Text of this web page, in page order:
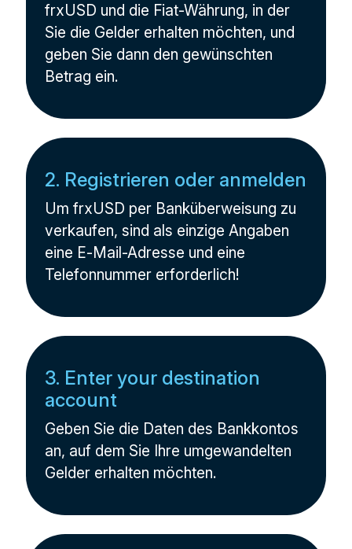
frxUSD und die Fiat-Währung, in der
Sie die Gelder erhalten möchten, und
geben Sie dann den gewünschten
Betrag ein.
2. Registrieren oder anmelden
Um frxUSD per Banküberweisung zu
verkaufen, sind als einzige Angaben
eine E-Mail-Adresse und eine
Telefonnummer erforderlich!
3. Enter your destination
account
Geben Sie die Daten des Bankkontos
an, auf dem Sie Ihre umgewandelten
Gelder erhalten möchten.